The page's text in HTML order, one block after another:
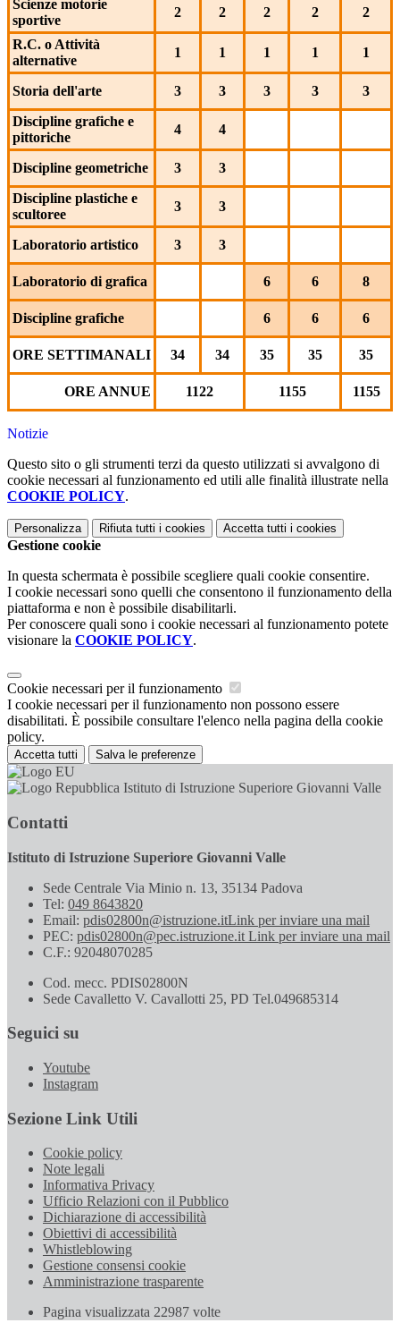
Scienze motorie
sportive
2 2 2 2 2
R.C. o Attività
alternative
1 1 1 1 1
Storia dell'arte 3 3 3 3
3
Discipline grafiche e
pittoriche
4 4
Discipline geometriche 3
3
Discipline plastiche e
scultoree
3 3
Laboratorio artistico 3 3
Laboratorio di grafica 6 6 8
Discipline grafiche 6 6 6
ORE SETTIMANALI 34 34 35 35 35
ORE ANNUE 1122 1155 1155
Notizie
Questo sito o gli strumenti terzi da questo utilizzati si avvalgono di
cookie necessari al funzionamento ed utili alle finalità illustrate nella
COOKIE POLICY.
Personalizza Rifiuta tutti i cookies Accetta tutti i cookies
Gestione cookie
In questa schermata è possibile scegliere quali cookie consentire.
I cookie necessari sono quelli che consentono il funzionamento della
piattaforma e non è possibile disabilitarli.
Per conoscere quali sono i cookie necessari al funzionamento potete
visionare la COOKIE POLICY.
Cookie necessari per il funzionamento
I cookie necessari per il funzionamento non possono essere
disabilitati. È possibile consultare l'elenco nella pagina della cookie
policy.
Accetta tutti Salva le preferenze
Istituto di Istruzione Superiore Giovanni Valle
Contatti
Istituto di Istruzione Superiore Giovanni Valle
Sede Centrale Via Minio n. 13, 35134 Padova
Tel: 049 8643820
Email: pdis02800n@istruzione.itLink per inviare una mail
PEC: pdis02800n@pec.istruzione.it Link per inviare una mail
C.F.: 92048070285
Cod. mecc. PDIS02800N
Sede Cavalletto V. Cavallotti 25, PD Tel.049685314
Seguici su
Youtube
Instagram
Sezione Link Utili
Cookie policy
Note legali
Informativa Privacy
Ufficio Relazioni con il Pubblico
Dichiarazione di accessibilità
Obiettivi di accessibilità
Whistleblowing
Gestione consensi cookie
Amministrazione trasparente
Pagina visualizzata 22987 volte